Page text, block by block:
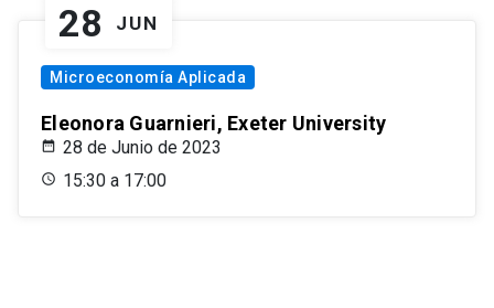
28 JUN
Microeconomía Aplicada
Eleonora Guarnieri, Exeter University
28 de Junio de 2023
15:30 a 17:00